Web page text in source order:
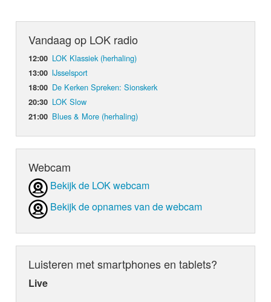
Vandaag op LOK radio
12:00 LOK Klassiek (herhaling)
13:00 IJsselsport
18:00 De Kerken Spreken: Sionskerk
20:30 LOK Slow
21:00 Blues & More (herhaling)
Webcam
Bekijk de LOK webcam
Bekijk de opnames van de webcam
Luisteren met smartphones en tablets?
Live